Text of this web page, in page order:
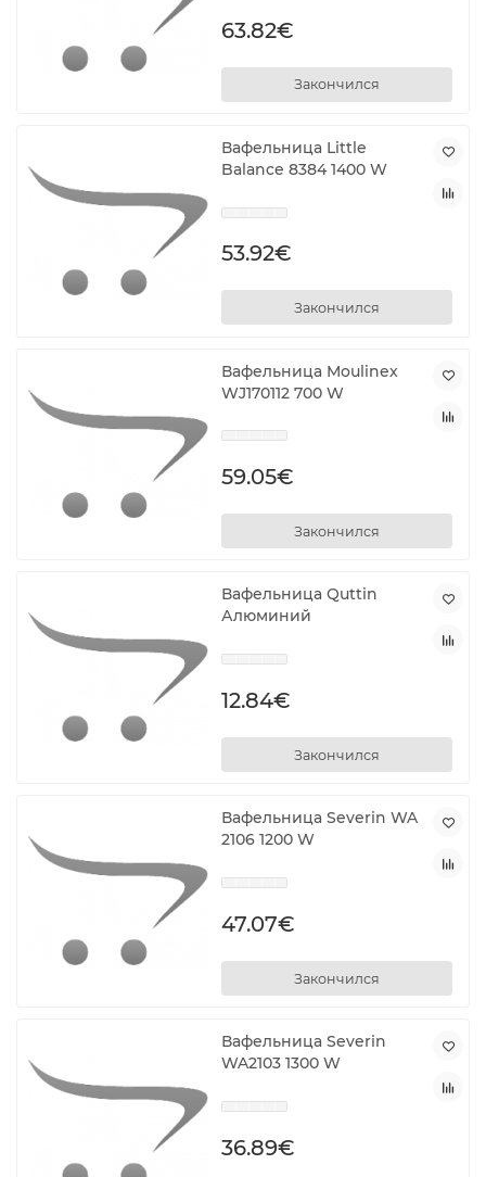
63.82€
Закончился
Вафельница Little
Balance 8384 1400 W
53.92€
Закончился
Вафельница Moulinex
WJ170112 700 W
59.05€
Закончился
Вафельница Quttin
Алюминий
12.84€
Закончился
Вафельница Severin WA
2106 1200 W
47.07€
Закончился
Вафельница Severin
WA2103 1300 W
36.89€